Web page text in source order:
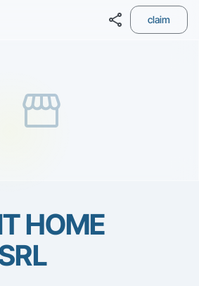
share claim
storefront
HOME